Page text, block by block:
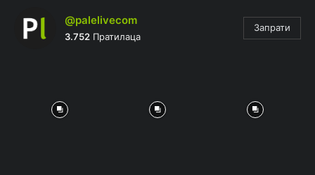
@palelivecom
3.752 Пратилаца
Запрати